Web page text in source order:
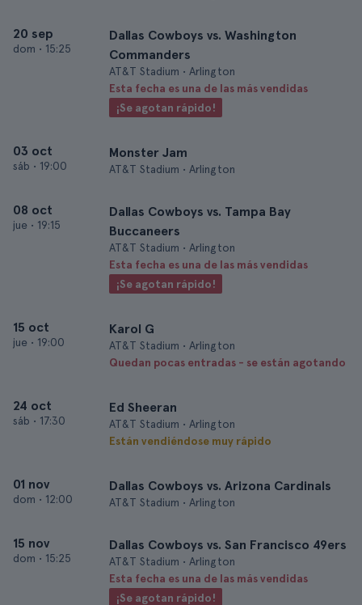
20 sep
dom • 15:25
Dallas Cowboys vs. Washington
Commanders
AT&T Stadium • Arlington
Esta fecha es una de las más vendidas
¡Se agotan rápido!
03 oct
sáb • 19:00
Monster Jam
AT&T Stadium • Arlington
08 oct
jue • 19:15
Dallas Cowboys vs. Tampa Bay
Buccaneers
AT&T Stadium • Arlington
Esta fecha es una de las más vendidas
¡Se agotan rápido!
15 oct
jue • 19:00
Karol G
AT&T Stadium • Arlington
Quedan pocas entradas - se están agotando
24 oct
sáb • 17:30
Ed Sheeran
AT&T Stadium • Arlington
Están vendiéndose muy rápido
01 nov
dom • 12:00
Dallas Cowboys vs. Arizona Cardinals
AT&T Stadium • Arlington
15 nov
dom • 15:25
Dallas Cowboys vs. San Francisco 49ers
AT&T Stadium • Arlington
Esta fecha es una de las más vendidas
¡Se agotan rápido!